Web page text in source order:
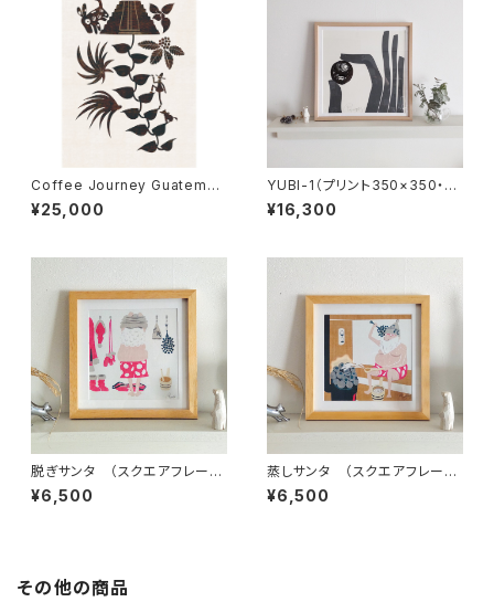
Coffee Journey Guatemal
a 7枚限定（フレーム・サイン・
エディションNO.付）
¥25,000
YUBI-1（プリント350×350・サ
イン・フレーム付)
¥16,300
脱ぎサンタ （スクエアフレーム
付・サイン入り）蒸しサンタシリ
ーズ・サウナサンタ
¥6,500
蒸しサンタ （スクエアフレーム
付・サイン入り）蒸しサンタシリ
ーズ・サウナサンタ
¥6,500
その他の商品